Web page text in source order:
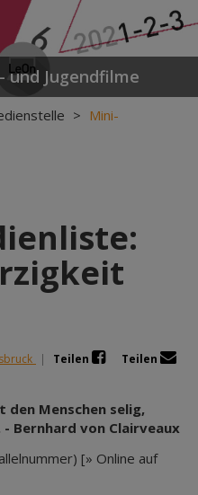
und Jugendfilme
> Mini-
| Teilen
Teilen
Menschen selig,
Bernhard von Clairveaux
[» Online auf